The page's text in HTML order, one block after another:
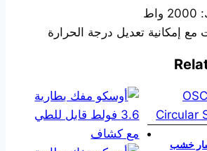
إمكانية تعديل درجة الحرارة
خشب